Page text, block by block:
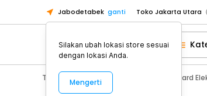
Jabodetabek ganti Toko Jakarta Utara
Toko Tangerang
Toko Cikupa
Pick n Go Jakarta
Pick n Go Bekasi
Toys, Kids & Baby Skuter & Skateboard
Silakan ubah lokasi store sesuai
dengan lokasi Anda.
Mengerti